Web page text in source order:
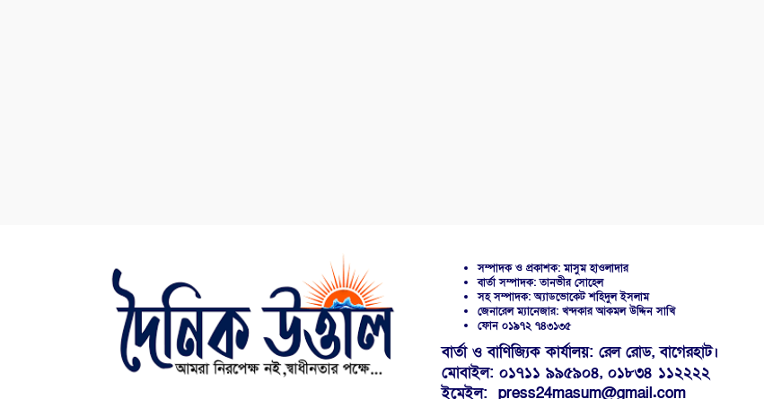
সম্পাদক ও প্রকাশক: মাসুম হাওলাদার
বার্তা সম্পাদক: তানভীর সোহেল
সহ সম্পাদক: অ্যাডভোকেট শহিদুল ইসলাম
জেনারেল ম্যানেজার: খন্দকার আকমল উদ্দিন সাখি
ফোন ০১৯৭২ ৭৪৩১৩৫
বার্তা ও বাণিজ্যিক কার্যালয়: রেল রোড, বাগেরহাট।
মোবাইল: ০১৭১১ ৯৯৫৯০৪, ০১৮৩৪ ১১২২২২
ইমেইল: press24masum@gmail.com